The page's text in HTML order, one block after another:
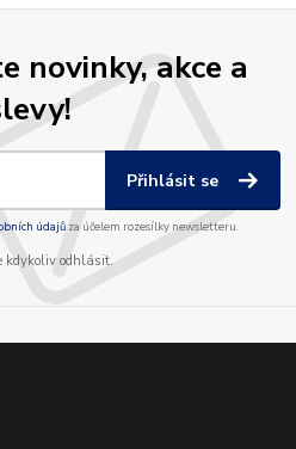
novinky, akce a
Přihlásit se
údajůza účelem rozesílky newsletteru.
kdykoliv odhlásit.